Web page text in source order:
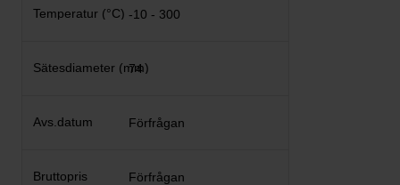
-10 - 300
74
Förfrågan
Förfrågan